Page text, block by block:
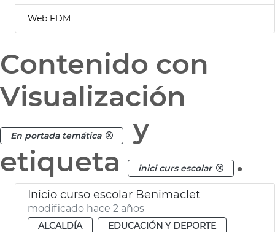
Web FDM
Contenido con
Visualización
En portada temática
y
etiqueta
inici curs escolar .
Inicio curso escolar Benimaclet
modificado hace 2 años
ALCALDÍA
EDUCACIÓN Y DEPORTE